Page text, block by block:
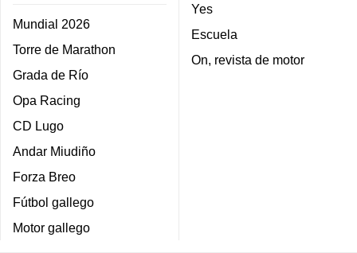
Mundial 2026
Torre de Marathon
Grada de Río
Opa Racing
CD Lugo
Andar Miudiño
Forza Breo
Fútbol gallego
Motor gallego
Yes
Escuela
On, revista de motor